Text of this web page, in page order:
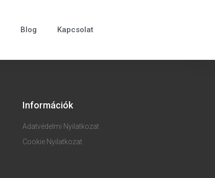
Blog Kapcsolat
Információk
Adatvédelmi Nyilatkozat
Cookie Nyilatkozat